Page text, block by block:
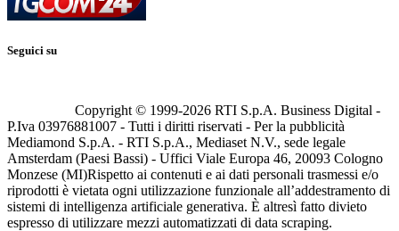
Seguici su
Copyright © 1999-2026 RTI S.p.A. Business Digital -
P.Iva 03976881007 - Tutti i diritti riservati - Per la pubblicità
Mediamond S.p.A. - RTI S.p.A., Mediaset N.V., sede legale
Amsterdam (Paesi Bassi) - Uffici Viale Europa 46, 20093 Cologno
Monzese (MI)Rispetto ai contenuti e ai dati personali trasmessi e/o
riprodotti è vietata ogni utilizzazione funzionale all’addestramento di
sistemi di intelligenza artificiale generativa. È altresì fatto divieto
espresso di utilizzare mezzi automatizzati di data scraping.